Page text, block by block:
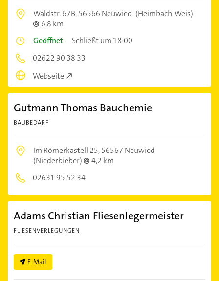
Waldstr. 67B,56566 Neuwied (Heimbach-Weis)
6,8 km
Geöffnet –Schließt um 18:00
02622 90 38 33
Webseite
Gutmann Thomas Bauchemie
BAUBEDARF
Im Römerkastell 25,56567 Neuwied
(Niederbieber)
4,2 km
02631 95 52 34
Adams Christian Fliesenlegermeister
FLIESENVERLEGUNGEN
E-Mail